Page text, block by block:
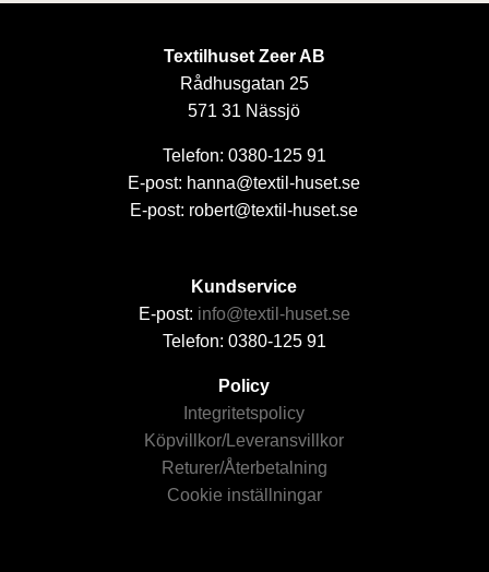
Textilhuset Zeer AB
Rådhusgatan 25
571 31 Nässjö
Telefon: 0380-125 91
E-post: hanna@textil-huset.se
E-post: robert@textil-huset.se
Kundservice
E-post: info@textil-huset.se
Telefon: 0380-125 91
Policy
Integritetspolicy
Köpvillkor/Leveransvillkor
Returer/Återbetalning
Cookie inställningar